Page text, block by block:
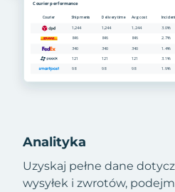
Analityka
Uzyskaj pełne dane
wysyłek i zwrotów,